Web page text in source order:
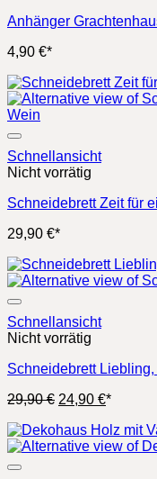
Anhänger
4,90 €*
Schnellansicht
Nicht vorrätig
Schneidebrett Zeit für
29,90 €*
Schnellansicht
Nicht vorrätig
Schneidebrett
29,90€ Ursprünglicher
war:
29,90 €
24,90 €Aktueller
ist:
24,90 €.
*